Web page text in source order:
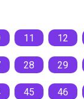
11 12
28 29
45 46